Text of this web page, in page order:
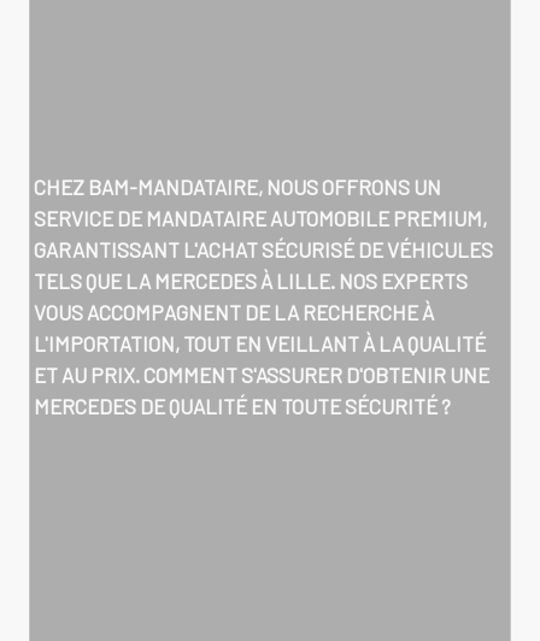
CHEZ BAM-MANDATAIRE, NOUS OFFRONS UN
SERVICE DE MANDATAIRE AUTOMOBILE PREMIUM,
GARANTISSANT L'ACHAT SÉCURISÉ DE VÉHICULES
TELS QUE LA MERCEDES À LILLE. NOS EXPERTS
VOUS ACCOMPAGNENT DE LA RECHERCHE À
L'IMPORTATION, TOUT EN VEILLANT À LA QUALITÉ
ET AU PRIX. COMMENT S'ASSURER D'OBTENIR UNE
MERCEDES DE QUALITÉ EN TOUTE SÉCURITÉ ?